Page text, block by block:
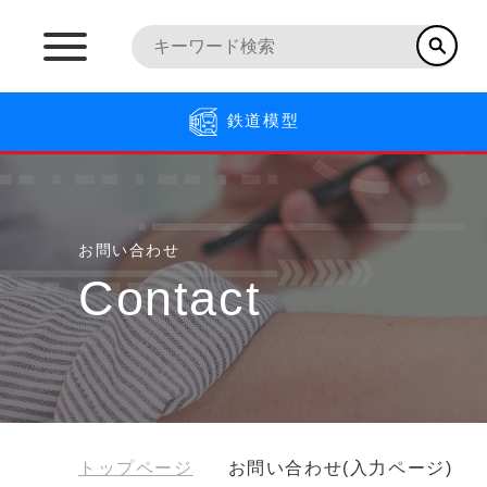
鉄道模型
お問い合わせ
Contact
トップページ お問い合わせ(入力ページ)